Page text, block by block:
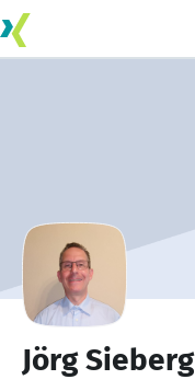
Jörg Sieberg